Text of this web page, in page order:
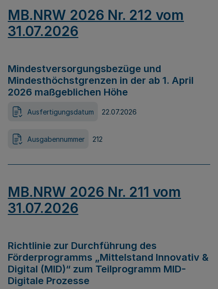
MB.NRW 2026 Nr. 212 vom
31.07.2026
Mindestversorgungsbezüge und
Mindesthöchstgrenzen in der ab 1. April
2026 maßgeblichen Höhe
Ausfertigungsdatum 22.07.2026
Ausgabennummer 212
MB.NRW 2026 Nr. 211 vom
31.07.2026
Richtlinie zur Durchführung des
Förderprogramms „Mittelstand Innovativ &
Digital (MID)“ zum Teilprogramm MID-
Digitale Prozesse